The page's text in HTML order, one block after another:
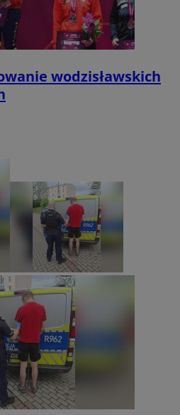
wodzisławskich